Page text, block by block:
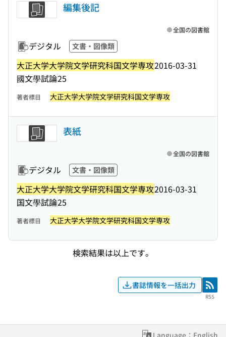
編集後記
デジタル 文書・図像類
大正大学大学院文学研究科国文学専攻2016-03-31
國文學試論25
全国の図書館
著者標目 大正大学大学院文学研究科国文学専攻
表紙
デジタル 文書・図像類
大正大学大学院文学研究科国文学専攻2016-03-31
国文學試論25
全国の図書館
著者標目 大正大学大学院文学研究科国文学専攻
検索結果は以上です。
書誌情報を一括出力 RSS
RSS
Language：English